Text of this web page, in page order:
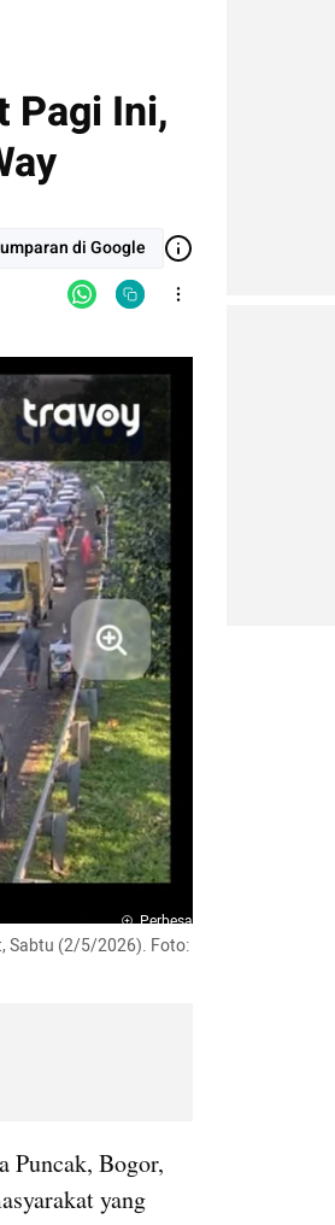
Pagi Ini,
di Google
Perbesar
Sabtu (2/5/2026). Foto:
Puncak, Bogor,
yang